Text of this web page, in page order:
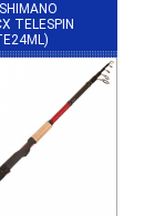
TELESPIN